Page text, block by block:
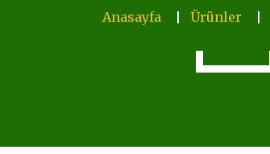
Anasayfa Ürünler